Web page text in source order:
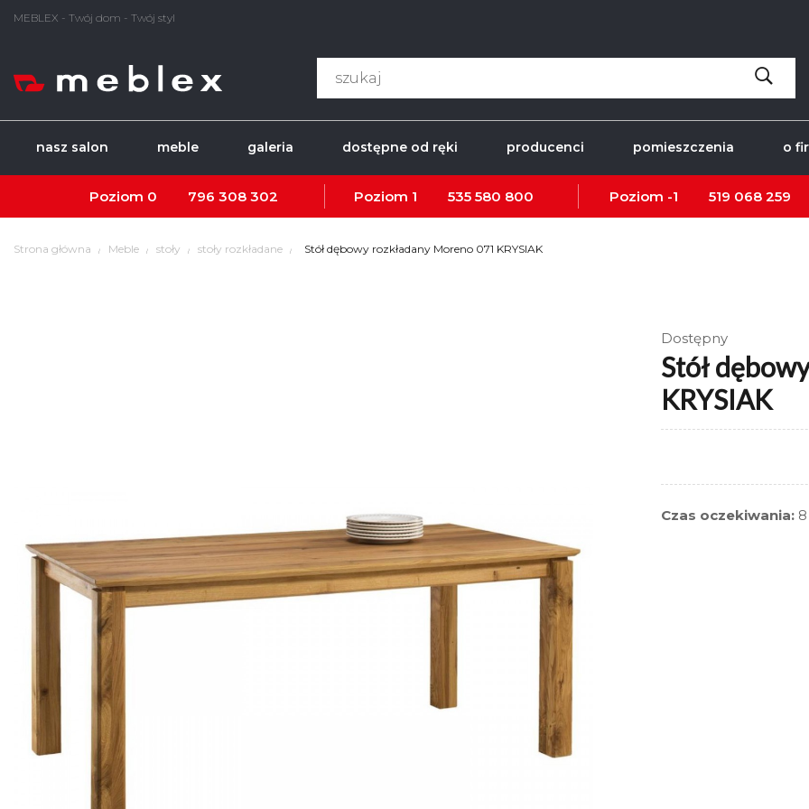
MEBLEX - Twój dom - Twój styl
nasz salon meble galeria dostępne od ręki producenci pomieszczenia o
Poziom 0 796 308 302 Poziom 1 535 580 800 Poziom -1 519 068 259
Strona główna Meble stoły stoły rozkładane Stół dębowy rozkładany Moreno 071 KRYSIAK
Dostępny
Stół
KRYSIAK
Czas oczekiwania: